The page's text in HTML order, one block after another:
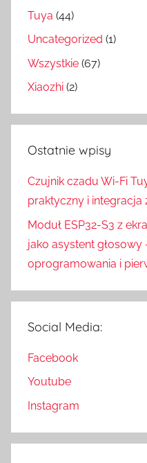
Tuya (44)
Uncategorized (1)
Wszystkie (67)
Xiaozhi (2)
Ostatnie wpisy
Czujnik czadu Wi-Fi
praktyczny i integracja
Moduł ESP32-S3 z
jako asystent głosowy
oprogramowania i
Social Media:
Facebook
Youtube
Instagram